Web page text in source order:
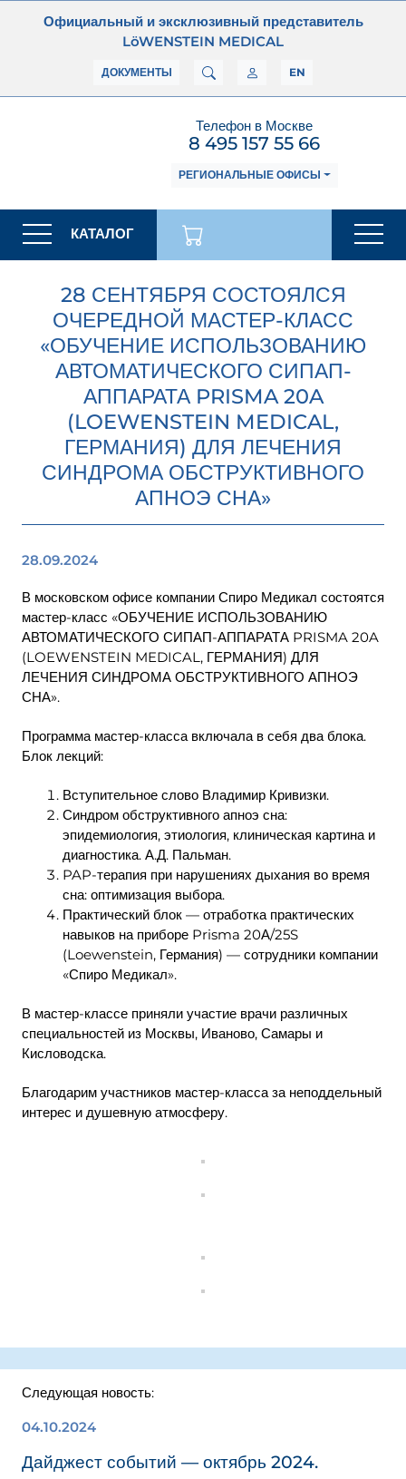
Официальный и эксклюзивный представитель
LöWENSTEIN MEDICAL
ДОКУМЕНТЫ EN
Телефон в Москве
8 495 157 55 66
РЕГИОНАЛЬНЫЕ ОФИСЫ
КАТАЛОГ
28 СЕНТЯБРЯ СОСТОЯЛСЯ
ОЧЕРЕДНОЙ МАСТЕР-КЛАСС
«ОБУЧЕНИЕ ИСПОЛЬЗОВАНИЮ
АВТОМАТИЧЕСКОГО СИПАП-
АППАРАТА PRISMA 20A
(LOEWENSTEIN MEDICAL,
ГЕРМАНИЯ) ДЛЯ ЛЕЧЕНИЯ
СИНДРОМА ОБСТРУКТИВНОГО
АПНОЭ СНА»
28.09.2024
В московском офисе компании Спиро Медикал состоятся
мастер-класс «ОБУЧЕНИЕ ИСПОЛЬЗОВАНИЮ
АВТОМАТИЧЕСКОГО СИПАП-АППАРАТА PRISMA 20A
(LOEWENSTEIN MEDICAL, ГЕРМАНИЯ) ДЛЯ
ЛЕЧЕНИЯ СИНДРОМА ОБСТРУКТИВНОГО АПНОЭ
СНА».
Программа мастер-класса включала в себя два блока.
Блок лекций:
Вступительное слово Владимир Кривизки.
Синдром обструктивного апноэ сна:
эпидемиология, этиология, клиническая картина и
диагностика. А.Д. Пальман.
PAP-терапия при нарушениях дыхания во время
сна: оптимизация выбора.
Практический блок — отработка практических
навыков на приборе Prisma 20А/25S
(Loewenstein, Германия) — сотрудники компании
«Спиро Медикал».
В мастер-классе приняли участие врачи различных
специальностей из Москвы, Иваново, Самары и
Кисловодска.
Благодарим участников мастер-класса за неподдельный
интерес и душевную атмосферу.
Следующая новость:
04.10.2024
Дайджест событий — октябрь 2024.